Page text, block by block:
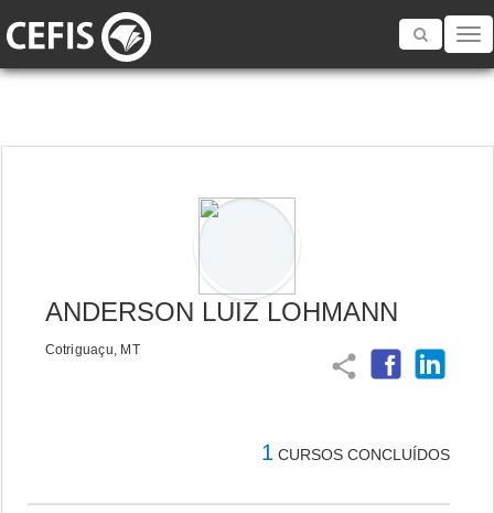
Toggle
ANDERSON LUIZ LOHMANN
Cotriguaçu, MT
share
1 CURSOS CONCLUÍDOS